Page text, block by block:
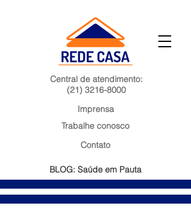
Central de atendimento:
(21) 3216-8000
Imprensa
Trabalhe conosco
Contato
BLOG: Saúde em Pauta